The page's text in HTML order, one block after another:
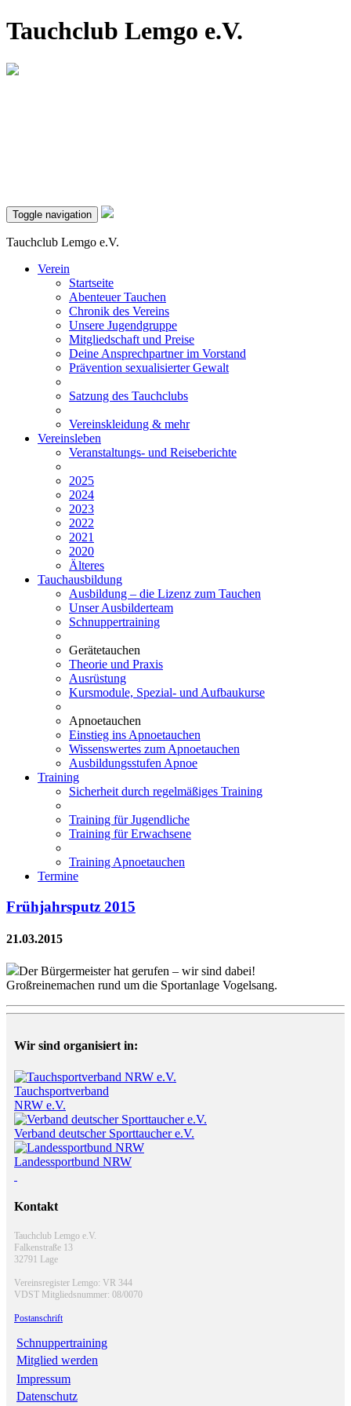
Tauchclub Lemgo e.V.
Toggle navigation
Tauchclub Lemgo e.V.
Verein
Startseite
Abenteuer Tauchen
Chronik des Vereins
Unsere Jugendgruppe
Mitgliedschaft und Preise
Deine Ansprechpartner im Vorstand
Prävention sexualisierter Gewalt
Satzung des Tauchclubs
Vereinskleidung & mehr
Vereinsleben
Veranstaltungs- und Reiseberichte
2025
2024
2023
2022
2021
2020
Älteres
Tauchausbildung
Ausbildung – die Lizenz zum Tauchen
Unser Ausbilderteam
Schnuppertraining
Gerätetauchen
Theorie und Praxis
Ausrüstung
Kursmodule, Spezial- und Aufbaukurse
Apnoetauchen
Einstieg ins Apnoetauchen
Wissenswertes zum Apnoetauchen
Ausbildungsstufen Apnoe
Training
Sicherheit durch regelmäßiges Training
Training für Jugendliche
Training für Erwachsene
Training Apnoetauchen
Termine
Frühjahrsputz 2015
21.03.2015
Der Bürgermeister hat gerufen – wir sind dabei!
Großreinemachen rund um die Sportanlage Vogelsang.
Wir sind organisiert in:
Tauchsportverband
NRW e.V.
Verband deutscher Sporttaucher e.V.
Landessportbund NRW
Kontakt
Tauchclub Lemgo e.V.
Falkenstraße 13
32791 Lage
Vereinsregister Lemgo: VR 344
VDST Mitgliedsnummer: 08/0070
Postanschrift
Schnuppertraining
Mitglied werden
Impressum
Datenschutz